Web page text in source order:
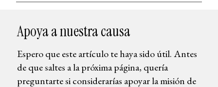
Apoya a nuestra causa
Espero que este artículo te haya sido útil. Antes
de que saltes a la próxima página, quería
preguntarte si considerarías apoyar la misión de